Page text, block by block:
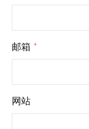
邮箱 *
网站